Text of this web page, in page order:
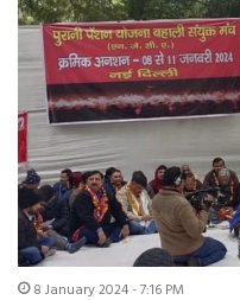
8 January 2024 - 7:16 PM